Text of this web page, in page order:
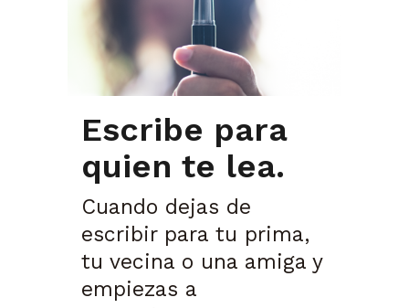
Escribe para
quien te lea.
Cuando dejas de
escribir para tu prima,
tu vecina o una amiga y
empiezas a